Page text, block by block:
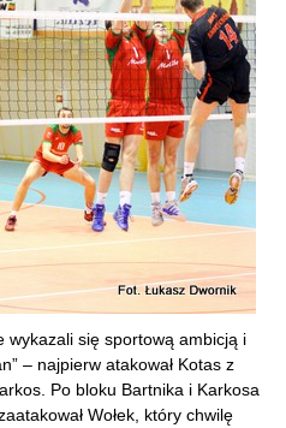
wykazali się sportową ambicją i
– najpierw atakował Kotas z
Po bloku Bartnika i Karkosa
Wołek, który chwilę